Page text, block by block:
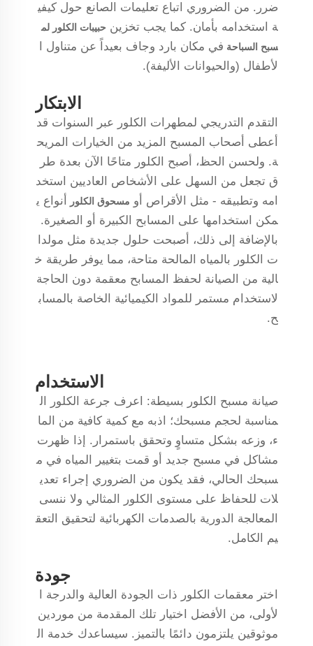
ضرر. من الضروري اتباع تعليمات الصانع حول كيفي
ة استخدامه بأمان. كما يجب تخزين حبيبات الكلور لم
سبح السباحة في مكان بارد وجاف بعيداً عن متناول ا
لأطفال (والحيوانات الأليفة).
الابتكار
التقدم التدريجي لمطهرات الكلور عبر السنوات قد
أعطى أصحاب المسبح المزيد من الخيارات المريح
ة. ولحسن الحظ، أصبح الكلور متاحًا الآن بعدة طر
ق تجعل من السهل على الأشخاص العاديين استخد
امه وتطبيقه - مثل الأقراص أو مسحوق الكلور
أنواع ي
مكن استخدامها على المسابح الكبيرة أو الصغيرة.
بالإضافة إلى ذلك، أصبحت حلول جديدة مثل مولدا
ت الكلور بالمياه المالحة متاحة، مما يوفر طريقة خ
الية من الصيانة لحفظ المسابح معقمة دون الحاجة
لاستخدام مستمر للمواد الكيميائية الخاصة بالمساب
ح.
الاستخدام
صيانة مسبح الكلور بسيطة: اعرف جرعة الكلور ال
مناسبة لحجم مسبحك؛ اذبه مع كمية كافية من الما
ء، وزعه بشكل متساوٍ وتحقق باستمرار. إذا ظهرت
مشاكل في مسبح جديد أو قمت بتغيير المياه في م
سبحك الحالي، فقد يكون من الضروري إجراء تعدي
لات للحفاظ على مستوى الكلور المثالي ولا ننسى
المعالجة الدورية بالصدمات الكهربائية لتحقيق التعق
يم الكامل.
جودة
اختر معقمات الكلور ذات الجودة العالية والدرجة ا
لأولى، من الأفضل اختيار تلك المقدمة من موردين
موثوقين يلتزمون دائمًا بالتميز. سيساعدك خدمة ال